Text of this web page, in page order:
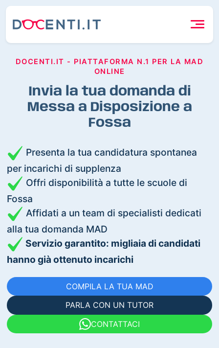
DOCENTI.IT - PIATTAFORMA N.1 PER LA MAD
ONLINE
Invia la tua domanda di
Messa a Disposizione a
Fossa
Presenta la tua candidatura spontanea
per incarichi di supplenza
Offri disponibilità a tutte le scuole di
Fossa
Affidati a un team di specialisti dedicati
alla tua domanda MAD
Servizio garantito: migliaia di candidati
hanno già ottenuto incarichi
COMPILA LA TUA MAD
PARLA CON UN TUTOR
CONTATTACI